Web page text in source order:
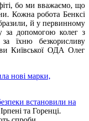
бо ми вважаємо, що
Кожна робота Бенксі
й у первинному
за допомогою колег з
їхню безкорисливу
Київської ОДА Олег
нові марки,
встановили на
та Горенці.